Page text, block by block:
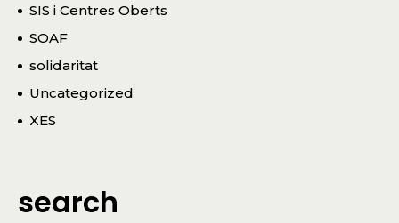
SIS i Centres Oberts
SOAF
solidaritat
Uncategorized
XES
search